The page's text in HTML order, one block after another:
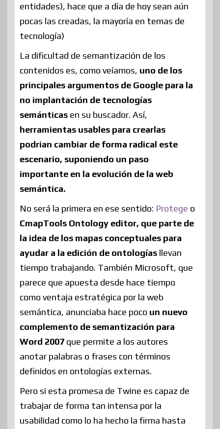
entidades), hace que a día de hoy sean aún
pocas las creadas, la mayoría en temas de
tecnología)
La dificultad de semantización de los
contenidos es, como veíamos, uno de los
principales argumentos de Google para la
no implantación de tecnologías
semánticas en su buscador. Así,
herramientas usables para crearlas
podrian cambiar de forma radical este
escenario, suponiendo un paso
importante en la evolución de la web
semántica.
No será la primera en ese sentido: Protege o
CmapTools Ontology editor, que parte de
la idea de los mapas conceptuales para
ayudar a la edición de ontologías llevan
tiempo trabajando. También Microsoft, que
parece que apuesta desde hace tiempo
como ventaja estratégica por la web
semántica, anunciaba hace poco un nuevo
complemento de semantización para
Word 2007 que permite a los autores
anotar palabras o frases con términos
definidos en ontologías externas.
Pero si esta promesa de Twine es capaz de
trabajar de forma tan intensa por la
usabilidad como lo ha hecho la firma hasta